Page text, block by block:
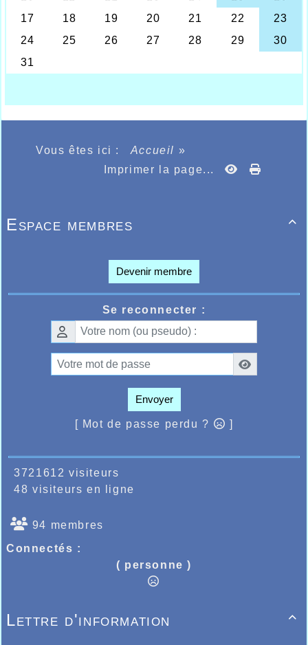
Bouaoud, la meilleure féminine Marine Gochon de
Tourcoing, le 2kms benjamins minimes par le jeune
également Polonaise Julia Korawleska.
Félicitations à l’équipe d’organisation emmenée par
des Foulées créées en 1975 par Marcel Décatoire
suivi pendant près de 33 ans par son fils Bernard.
Les résultats des athlètes Halluinois :
http://bases.athle.com/asp.net/liste.aspx?
Vous êtes ici : Accueil »
Imprimer la page...

Espace membres
Devenir membre
Se reconnecter :
Envoyer
[ Mot de passe perdu ? ]
3721612 visiteurs
48 visiteurs en ligne
94 membres
Connectés :
( personne )

Lettre d'information